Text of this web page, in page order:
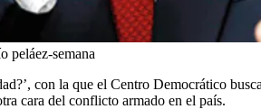
peláez-semana
con la que el Centro Democrático
cara del conflicto armado en el país.